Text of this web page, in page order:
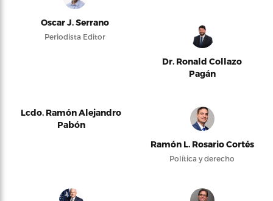
Oscar J. Serrano
Periodista Editor
Dr. Ronald Collazo
Pagán
Lcdo. Ramón Alejandro
Pabón
Ramón L. Rosario Cortés
Política y derecho